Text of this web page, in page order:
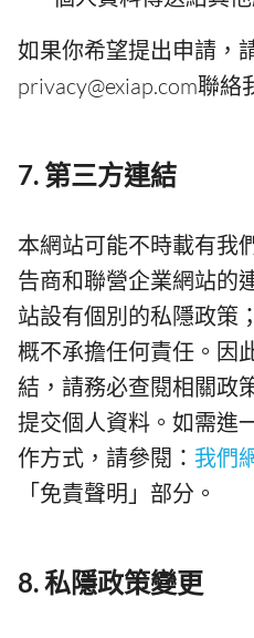
如果你希望提出申請，
privacy@exiap.com聯絡
7. 第三方連結
本網站可能不時載有我
告商和聯營企業網站的
站設有個別的私隱政策
概不承擔任何責任。因
結，請務必查閱相關政
提交個人資料。如需進
作方式，請參閱： 我們
「免責聲明」部分。
8. 私隱政策變更